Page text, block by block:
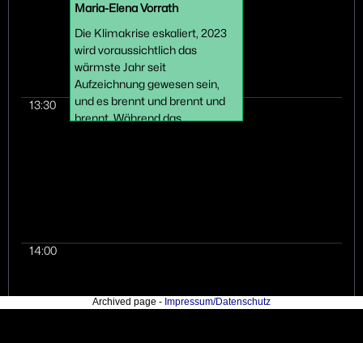
13:30
14:00
Maria-Elena Vorrath
Die Klimakrise eskaliert, 2023
wird voraussichtlich das
wärmste Jahr seit
Aufzeichnung gewesen sein,
und es brennt und brennt und
brennt. Während das
Aber können wir das CO2, das
Archived page - Impressum/Datenschutz